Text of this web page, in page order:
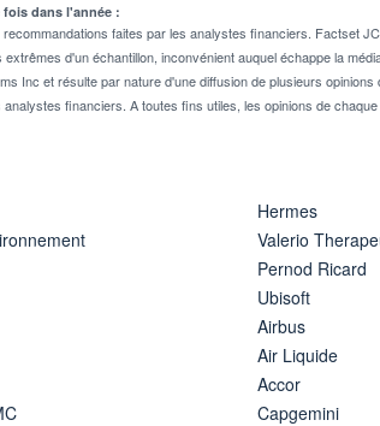
dans l'année :
faites par les analystes financiers. Factset
d'un échantillon, inconvénient auquel échappe la
Inc et résulte par nature d'une diffusion de plusieurs
financiers. A toutes fins utiles, les opinions de
Hermes
Valerio
Pernod Ricard
Ubisoft
Airbus
Air Liquide
Accor
Capgemini